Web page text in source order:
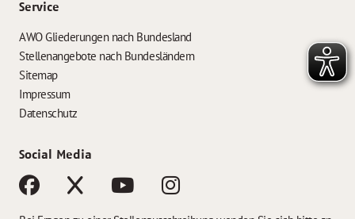
Service
AWO Gliederungen nach Bundesland
Stellenangebote nach Bundesländern
Sitemap
Impressum
Datenschutz
Social Media